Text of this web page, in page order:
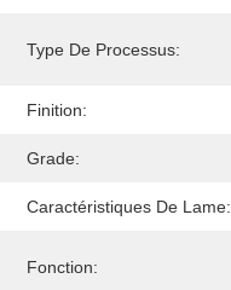
Type De Processus:
Finition:
Grade:
Caractéristiques De Lame:
Fonction: